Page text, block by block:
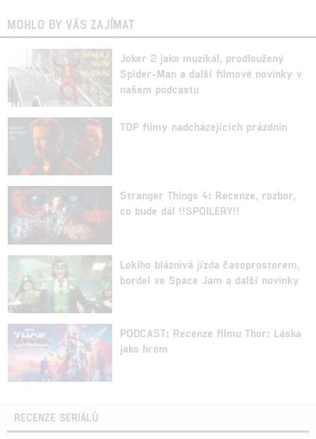
MOHLO BY VÁS ZAJÍMAT
Joker 2 jako muzikál, prodloužený
Spider-Man a další filmové novinky v
našem podcastu
TOP filmy nadcházejících prázdnin
Stranger Things 4: Recenze, rozbor,
co bude dál !!SPOILERY!!
Lokiho bláznivá jízda časoprostorem,
bordel ve Space Jam a další novinky
PODCAST: Recenze filmu Thor: Láska
jako hrom
RECENZE SERIÁLŮ